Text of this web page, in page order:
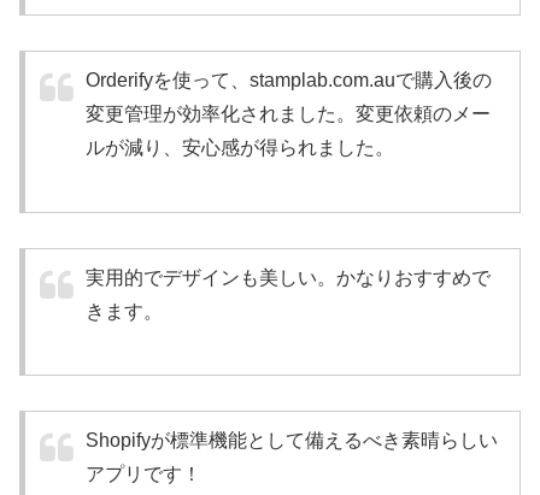
Orderifyを使って、stamplab.com.auで購入後の
変更管理が効率化されました。変更依頼のメー
ルが減り、安心感が得られました。
実用的でデザインも美しい。かなりおすすめで
きます。
Shopifyが標準機能として備えるべき素晴らしい
アプリです！